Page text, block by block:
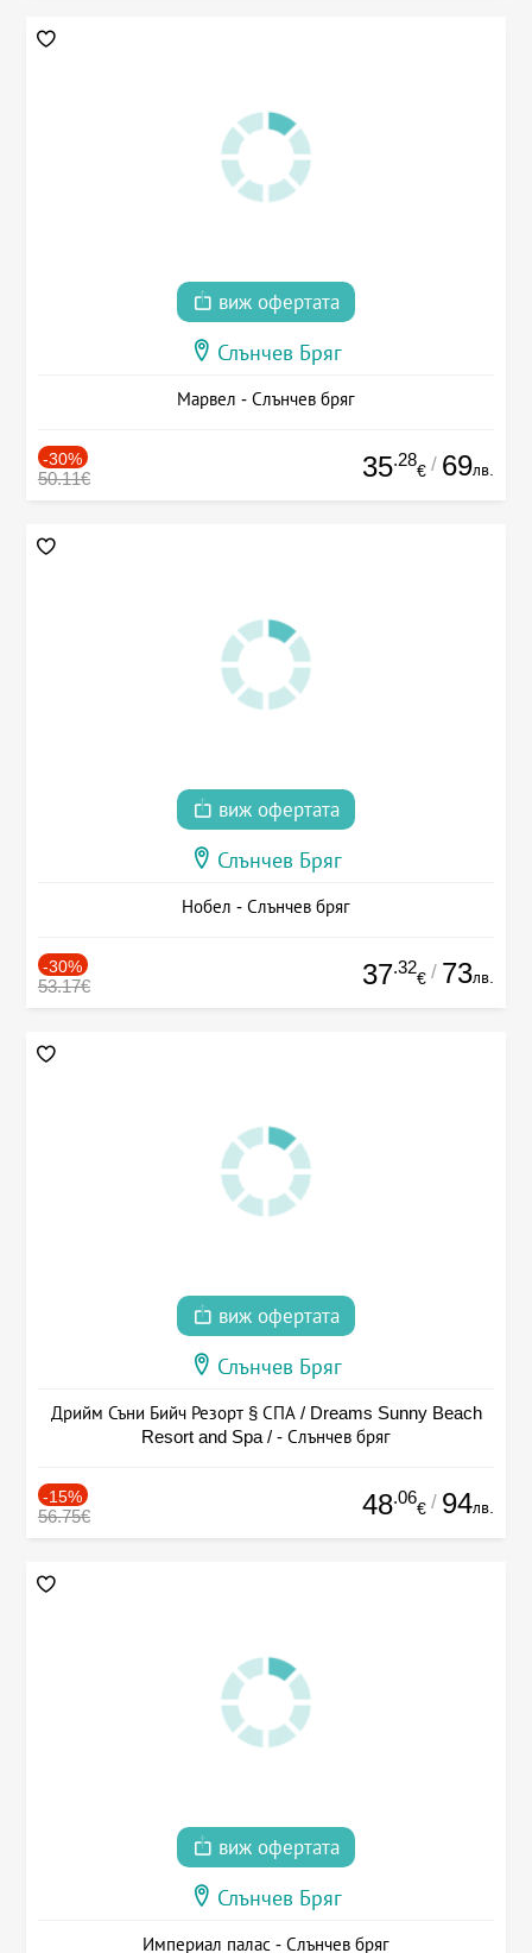
виж офертата
Слънчев Бряг
Марвел - Слънчев бряг
-30%
50.11€ 35.28
€ / 69лв.
виж офертата
Слънчев Бряг
Нобел - Слънчев бряг
-30%
53.17€ 37.32
€ / 73лв.
виж офертата
Слънчев Бряг
Дрийм Съни Бийч Резорт § СПА / Dreams Sunny Beach
Resort and Spa / - Слънчев бряг
-15%
56.75€ 48.06
€ / 94лв.
виж офертата
Слънчев Бряг
Империал палас - Слънчев бряг